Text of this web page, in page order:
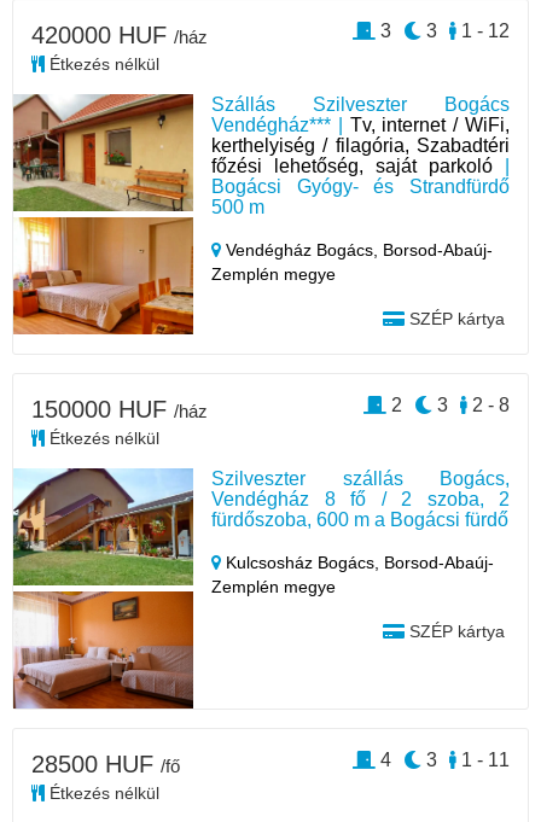
Szállás Szilveszter Bogács
Vendégház*** | Tv, internet / WiFi,
kerthelyiség / filagória, Szabadtéri
főzési lehetőség, saját parkoló
Bogácsi Gyógy- és Strandfürdő
500 m
Vendégház Bogács, Borsod-Abaúj-
Zemplén megye
SZÉP kártya
420000 HUF /ház
Étkezés nélkül
1 - 12
3
3
Szilveszter szállás Bogács,
Vendégház 8 fő / 2 szoba, 2
fürdőszoba, 600 m a Bogácsi fürdő
Kulcsosház Bogács, Borsod-Abaúj-
Zemplén megye
SZÉP kártya
150000 HUF /ház
Étkezés nélkül
2 - 8
3
2
28500 HUF /fő
Étkezés nélkül
1 - 11
3
4